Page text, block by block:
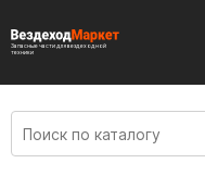
Запасные части для вездеходной
техники